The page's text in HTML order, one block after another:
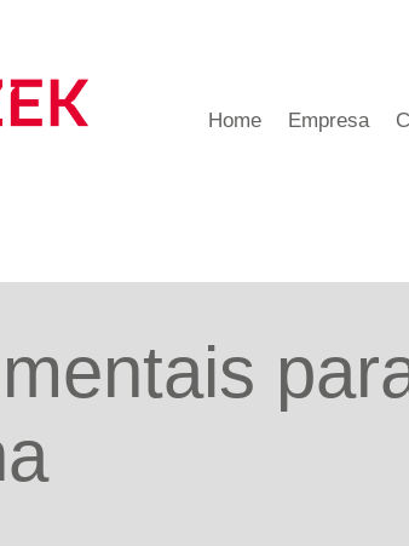
Home Empresa